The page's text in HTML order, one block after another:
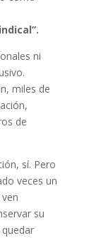
ni
miles de
de
sí. Pero
veces un
su